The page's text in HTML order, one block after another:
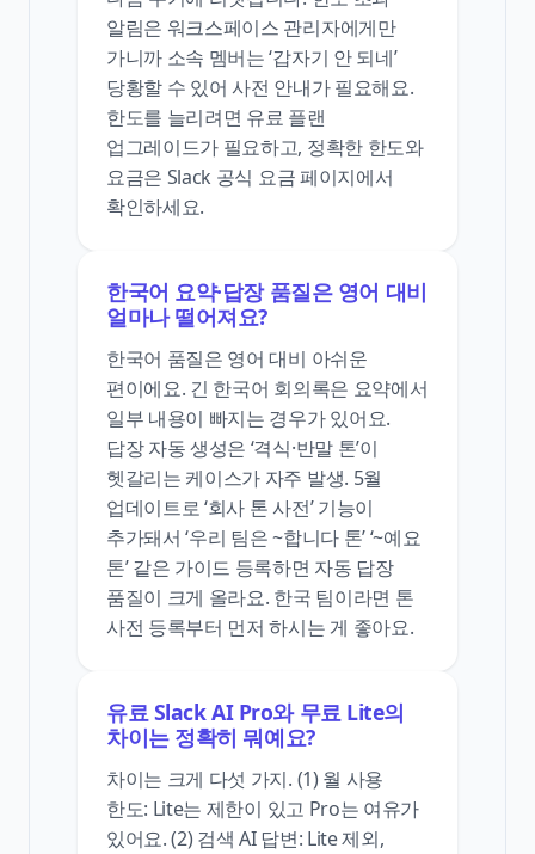
알림은 워크스페이스 관리자에게만
가니까 소속 멤버는 ‘갑자기 안 되네’
당황할 수 있어 사전 안내가 필요해요.
한도를 늘리려면 유료 플랜
업그레이드가 필요하고, 정확한 한도와
요금은 Slack 공식 요금 페이지에서
확인하세요.
한국어 요약·답장 품질은 영어 대비
얼마나 떨어져요?
한국어 품질은 영어 대비 아쉬운
편이에요. 긴 한국어 회의록은 요약에서
일부 내용이 빠지는 경우가 있어요.
답장 자동 생성은 ‘격식·반말 톤’이
헷갈리는 케이스가 자주 발생. 5월
업데이트로 ‘회사 톤 사전’ 기능이
추가돼서 ‘우리 팀은 ~합니다 톤’ ‘~예요
톤’ 같은 가이드 등록하면 자동 답장
품질이 크게 올라요. 한국 팀이라면 톤
사전 등록부터 먼저 하시는 게 좋아요.
유료 Slack AI Pro와 무료 Lite의
차이는 정확히 뭐예요?
차이는 크게 다섯 가지. (1) 월 사용
한도: Lite는 제한이 있고 Pro는 여유가
있어요. (2) 검색 AI 답변: Lite 제외,